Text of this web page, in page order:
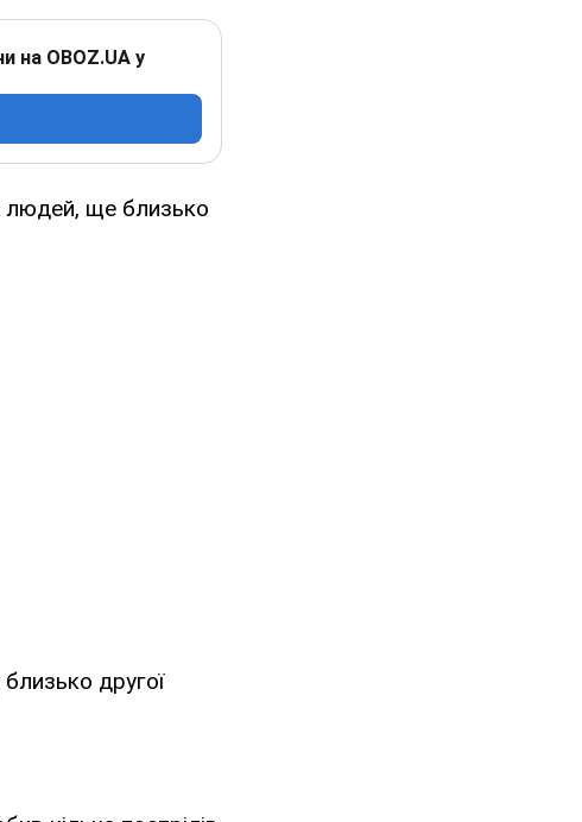
на OBOZ.UA у
людей, ще близько
другої